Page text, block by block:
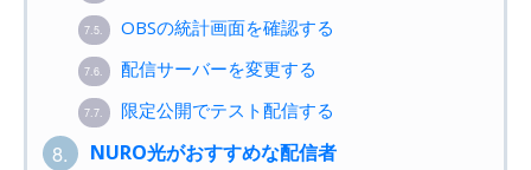
7.5. OBSの統計画面を確認する
7.6. 配信サーバーを変更する
7.7. 限定公開でテスト配信する
8. NURO光がおすすめな配信者